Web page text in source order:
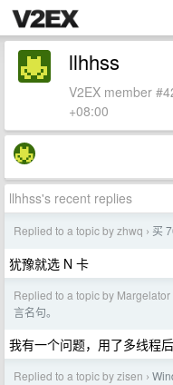
llhhss
V2EX member
+08:00
llhhss's recent replies
Replied to a topic by zhwq › 买
犹豫就选 N 卡
Replied to a topic by Margelator
言名句。
我有一个问题，用了多线程
Replied to a topic by zisen ›